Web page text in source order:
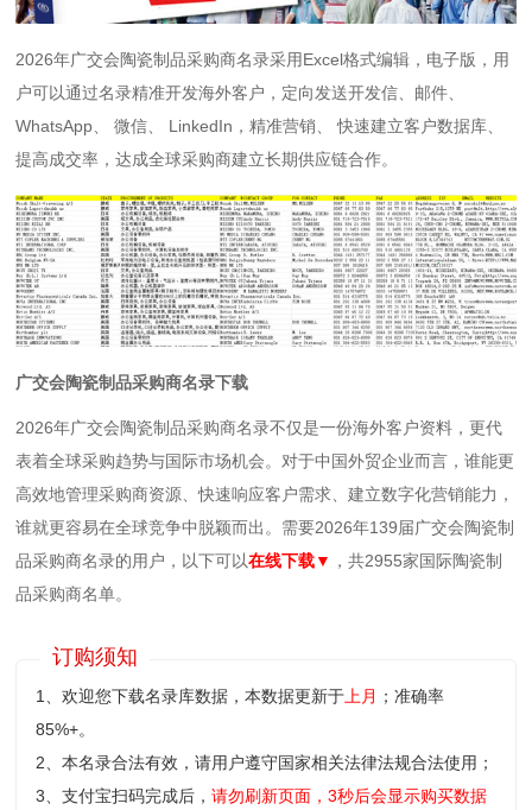
2026年广交会陶瓷制品采购商名录采用Excel格式编辑，电子版，用
户可以通过名录精准开发海外客户，定向发送开发信、邮件、
WhatsApp、 微信、 LinkedIn，精准营销、 快速建立客户数据库、
提高成交率，达成全球采购商建立长期供应链合作。
广交会陶瓷制品采购商名录下载
2026年广交会陶瓷制品采购商名录不仅是一份海外客户资料，更代
表着全球采购趋势与国际市场机会。对于中国外贸企业而言，谁能更
高效地管理采购商资源、快速响应客户需求、建立数字化营销能力，
谁就更容易在全球竞争中脱颖而出。需要2026年139届广交会陶瓷制
品采购商名录的用户，以下可以在线下载▼ ，共2955家国际陶瓷制
品采购商名单。
订购须知
1、欢迎您下载名录库数据，本数据更新于上月 ；准确率
85%+。
2、本名录合法有效，请用户遵守国家相关法律法规合法使用；
3、支付宝扫码完成后，请勿刷新页面，3秒后会显示购买数据